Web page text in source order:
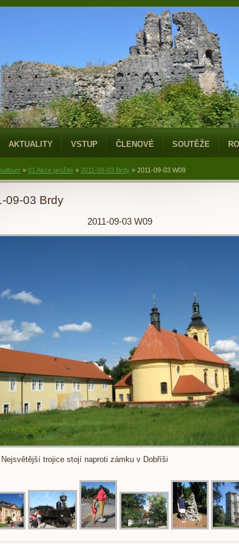
AKTUALITY VSTUP ČLENOVÉ SOUTĚŽE
» 01 Akce prožité » 2011-09-03 Brdy » 2011-09-03 W09
09-03 Brdy
2011-09-03 W09
Nejsvětější trojice stojí naproti zámku v Dobříši